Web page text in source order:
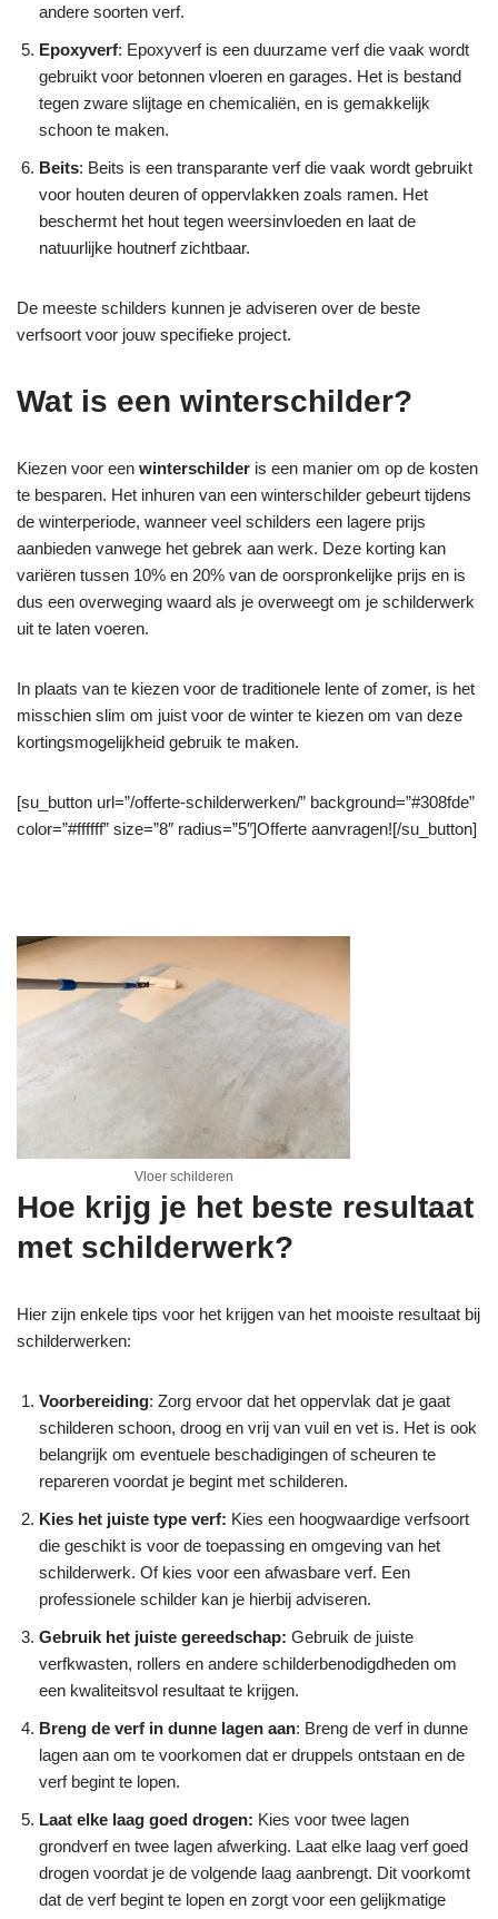
andere soorten verf.
Epoxyverf: Epoxyverf is een duurzame verf die vaak wordt
gebruikt voor betonnen vloeren en garages. Het is bestand
tegen zware slijtage en chemicaliën, en is gemakkelijk
schoon te maken.
Beits: Beits is een transparante verf die vaak wordt gebruikt
voor houten deuren of oppervlakken zoals ramen. Het
beschermt het hout tegen weersinvloeden en laat de
natuurlijke houtnerf zichtbaar.
De meeste schilders kunnen je adviseren over de beste
verfsoort voor jouw specifieke project.
Wat is een winterschilder?
Kiezen voor een winterschilder is een manier om op de kosten
te besparen. Het inhuren van een winterschilder gebeurt tijdens
de winterperiode, wanneer veel schilders een lagere prijs
aanbieden vanwege het gebrek aan werk. Deze korting kan
variëren tussen 10% en 20% van de oorspronkelijke prijs en is
dus een overweging waard als je overweegt om je schilderwerk
uit te laten voeren.
In plaats van te kiezen voor de traditionele lente of zomer, is het
misschien slim om juist voor de winter te kiezen om van deze
kortingsmogelijkheid gebruik te maken.
[su_button url=”/offerte-schilderwerken/” background=”#308fde”
color=”#ffffff” size=”8″ radius=”5″]Offerte aanvragen![/su_button]
Vloer schilderen
Hoe krijg je het beste resultaat
met schilderwerk?
Hier zijn enkele tips voor het krijgen van het mooiste resultaat bij
schilderwerken:
Voorbereiding: Zorg ervoor dat het oppervlak dat je gaat
schilderen schoon, droog en vrij van vuil en vet is. Het is ook
belangrijk om eventuele beschadigingen of scheuren te
repareren voordat je begint met schilderen.
Kies het juiste type verf: Kies een hoogwaardige verfsoort
die geschikt is voor de toepassing en omgeving van het
schilderwerk. Of kies voor een afwasbare verf. Een
professionele schilder kan je hierbij adviseren.
Gebruik het juiste gereedschap: Gebruik de juiste
verfkwasten, rollers en andere schilderbenodigdheden om
een kwaliteitsvol resultaat te krijgen.
Breng de verf in dunne lagen aan: Breng de verf in dunne
lagen aan om te voorkomen dat er druppels ontstaan en de
verf begint te lopen.
Laat elke laag goed drogen: Kies voor twee lagen
grondverf en twee lagen afwerking. Laat elke laag verf goed
drogen voordat je de volgende laag aanbrengt. Dit voorkomt
dat de verf begint te lopen en zorgt voor een gelijkmatige